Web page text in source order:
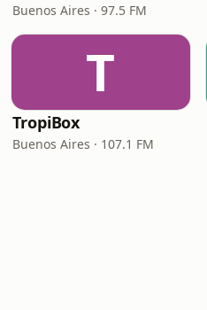
Buenos Aires · 97.5 FM
T
TropiBox
Buenos Aires · 107.1 FM